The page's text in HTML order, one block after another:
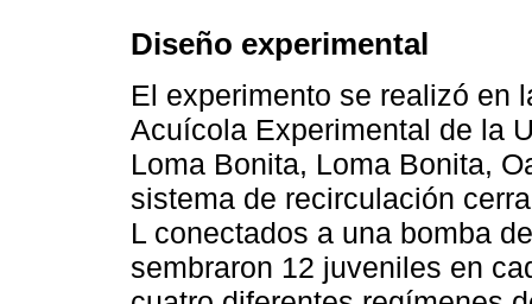
Diseño experimental
El experimento se realizó en
Acuícola Experimental de la
Loma Bonita, Loma Bonita,
sistema de recirculación
L conectados a una bomba
sembraron 12 juveniles en